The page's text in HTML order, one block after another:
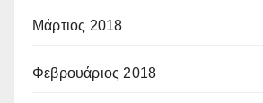
Μάρτιος 2018
Φεβρουάριος 2018